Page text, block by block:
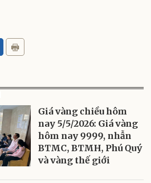
Giá vàng chiều hôm
nay 5/5/2026: Giá vàng
hôm nay 9999, nhẫn
BTMC, BTMH, Phú Quý
và vàng thế giới